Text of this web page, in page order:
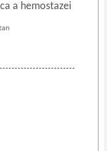
a hemostazei